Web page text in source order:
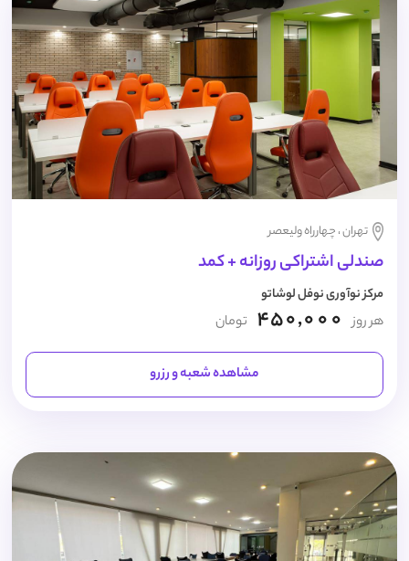
تهران ، چهارراه ولیعصر
صندلی اشتراکی روزانه + کمد
مرکز نوآوری نوفل لوشاتو
هر روز 450,000 تومان
مشاهده شعبه و رزرو